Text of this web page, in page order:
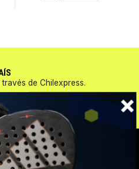
de Chilexpress.
ARRIBA